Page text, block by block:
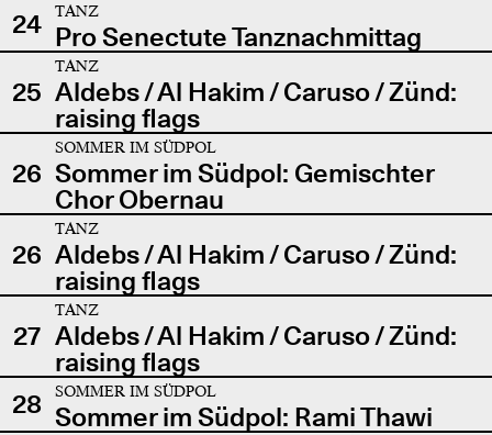
24
TANZ
Pro Senectute Tanznachmittag
25
TANZ
Aldebs / Al Hakim / Caruso / Zünd:
raising flags
26
SOMMER IM SÜDPOL
Sommer im Südpol: Gemischter
Chor Obernau
26
TANZ
Aldebs / Al Hakim / Caruso / Zünd:
raising flags
27
TANZ
Aldebs / Al Hakim / Caruso / Zünd:
raising flags
28
SOMMER IM SÜDPOL
Sommer im Südpol: Rami Thawi